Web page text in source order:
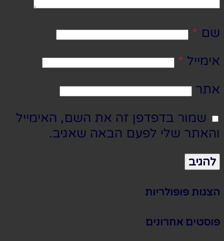
שם *
אימייל *
אתר
שמור בדפדפן זה את השם, האימייל
והאתר שלי לפעם הבאה שאגיב.
הצגות פופולריות
פוסטים אחרונים